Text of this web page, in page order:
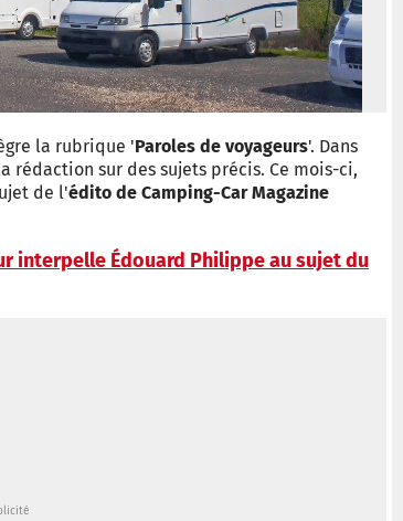
la rubrique 'Paroles de voyageurs'. Dans
sur des sujets précis. Ce mois-ci,
de l'édito de Camping-Car Magazine
interpelle Édouard Philippe au sujet du